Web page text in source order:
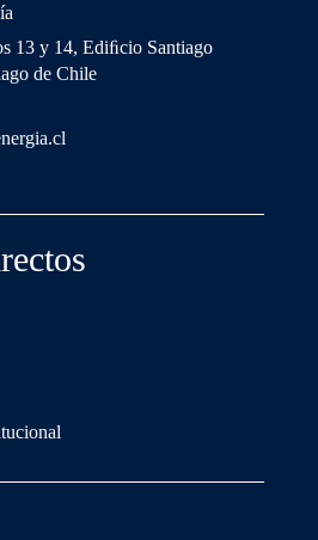
13 y 14, Ediﬁcio Santiago
de Chile